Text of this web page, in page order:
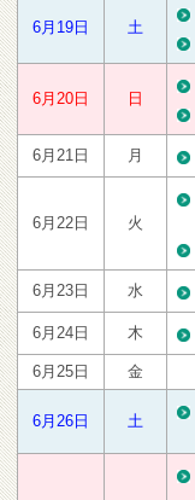
6月19日 土
6月20日 日
6月21日 月
6月22日 火
6月23日 水
6月24日 木
6月25日 金
6月26日 土